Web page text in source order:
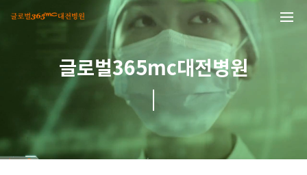
글로벌365mc대전병원